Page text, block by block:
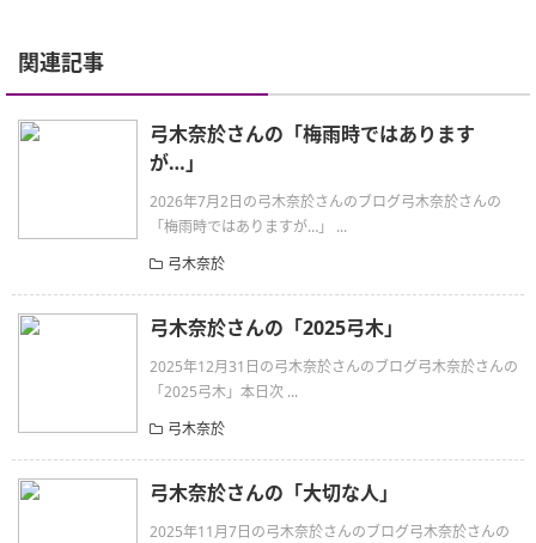
関連記事
弓木奈於さんの「梅雨時ではあります
が…」
2026年7月2日の弓木奈於さんのブログ弓木奈於さんの
「梅雨時ではありますが…」 ...
弓木奈於
弓木奈於さんの「2025弓木」
2025年12月31日の弓木奈於さんのブログ弓木奈於さんの
「2025弓木」本日次 ...
弓木奈於
弓木奈於さんの「大切な人」
2025年11月7日の弓木奈於さんのブログ弓木奈於さんの